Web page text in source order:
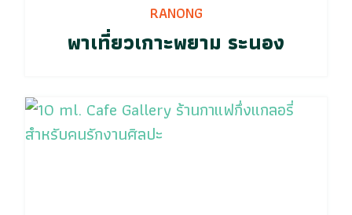
RANONG
พาเที่ยวเกาะพยาม ระนอง